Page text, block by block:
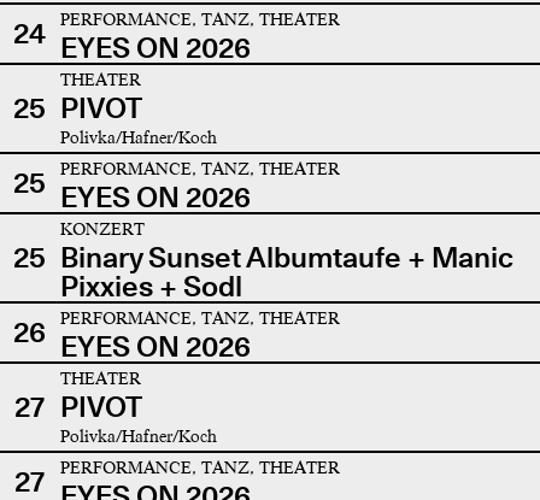
24 PERFORMANCE, TANZ, THEATER
EYES ON 2026
25
THEATER
PIVOT
Polivka/Hafner/Koch
25 PERFORMANCE, TANZ, THEATER
EYES ON 2026
25
KONZERT
Binary Sunset Albumtaufe + Manic
Pixxies + Sodl
26
PERFORMANCE, TANZ, THEATER
EYES ON 2026
27
THEATER
PIVOT
Polivka/Hafner/Koch
27 PERFORMANCE, TANZ, THEATER